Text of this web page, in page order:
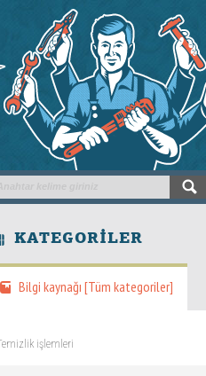
KATEGORILER
Bilgi kaynağı [Tüm kategoriler]
işlemleri